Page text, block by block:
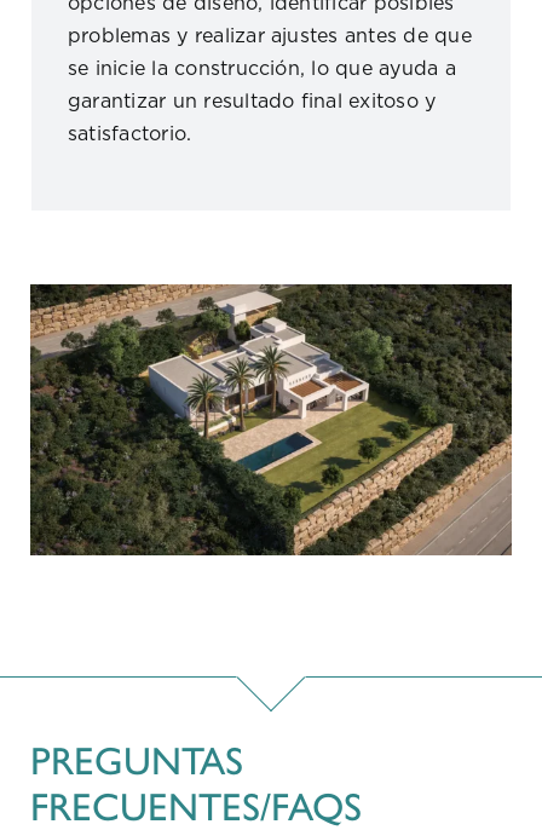
problemas y realizar ajustes antes de que
se inicie la construcción, lo que ayuda a
garantizar un resultado final exitoso y
satisfactorio.
PREGUNTAS
FRECUENTES/FAQS